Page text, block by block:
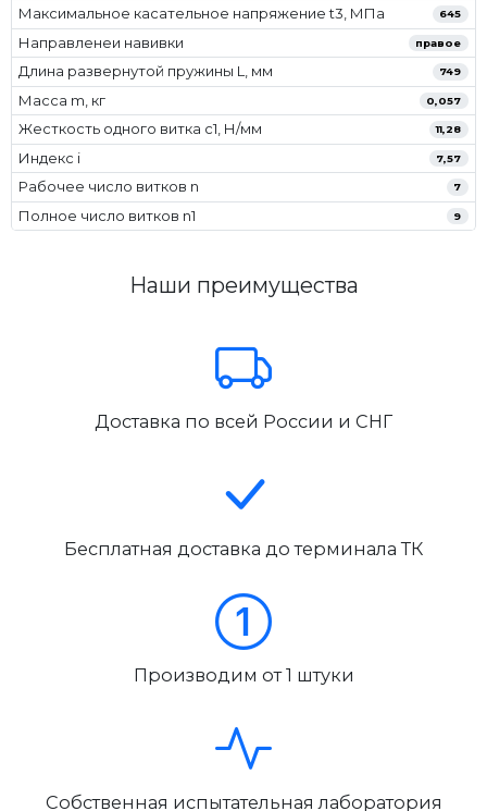
Максимальное касательное напряжение t3, МПа
645
Направленеи навивки правое
Длина развернутой пружины L, мм 749
Масса m, кг 0,057
Жесткость одного витка c1, Н/мм 11,28
Индекс i 7,57
Рабочее число витков n 7
Полное число витков n1 9
Наши преимущества
Доставка по всей России и СНГ
Бесплатная доставка до терминала ТК
Производим от 1 штуки
Собственная испытательная лаборатория